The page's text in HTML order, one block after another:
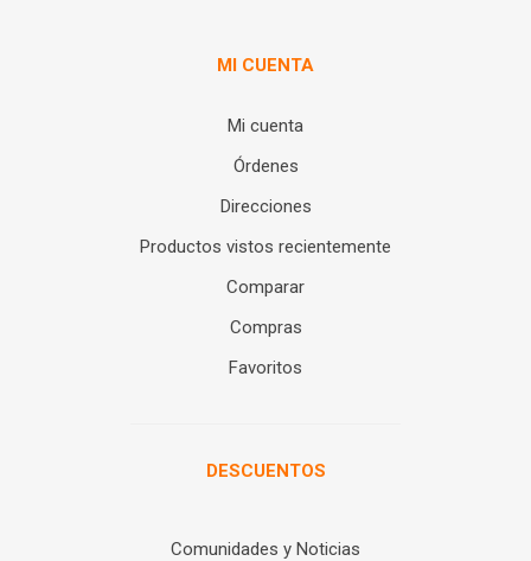
MI CUENTA
Mi cuenta
Órdenes
Direcciones
Productos vistos recientemente
Comparar
Compras
Favoritos
DESCUENTOS
Comunidades y Noticias